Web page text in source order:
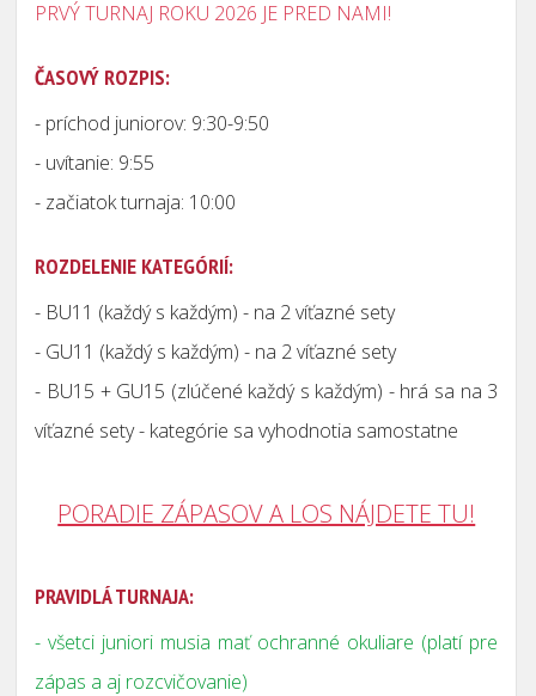
PRVÝ TURNAJ ROKU 2026 JE PRED NAMI!
ČASOVÝ ROZPIS:
- príchod juniorov: 9:30-9:50
- uvítanie: 9:55
- začiatok turnaja: 10:00
ROZDELENIE KATEGÓRIÍ:
- BU11 (každý s každým) - na 2 víťazné sety
- GU11 (každý s každým) - na 2 víťazné sety
- BU15 + GU15 (zlúčené každý s každým) - hrá sa na 3
víťazné sety - kategórie sa vyhodnotia samostatne
PORADIE ZÁPASOV A LOS NÁJDETE TU!
PRAVIDLÁ TURNAJA:
- všetci juniori musia mať ochranné okuliare (platí pre
zápas a aj rozcvičovanie)